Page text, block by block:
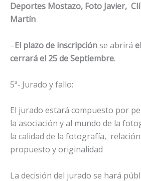
Deportes Mostazo, Foto Javier,
Martín
–El plazo de inscripciónse abrirá
cerrará el 25 de Septiembre.
5ª‐ Jurado y fallo:
El jurado estará compuesto por
la asociación y al mundo de la
la calidad de la fotografía,
propuesto y originalidad
La decisión del jurado se hará